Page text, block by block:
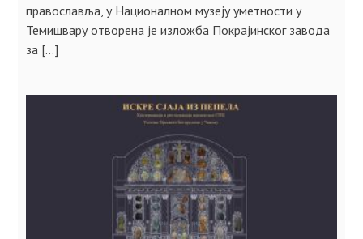
православља, у Националном музеју уметности у
Темишвару отворена је изложба Покрајинског завода
за […]